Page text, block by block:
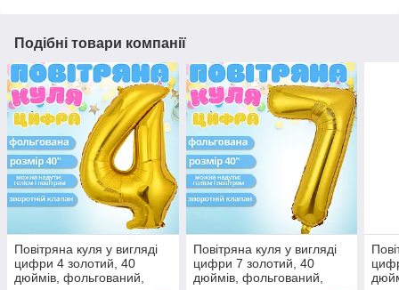
Подібні товари компанії
Повітряна куля у вигляді
цифри 4 золотий, 40
дюймів, фольгований,
Повітряна куля у вигляді
цифри 7 золотий, 40
дюймів, фольгований,